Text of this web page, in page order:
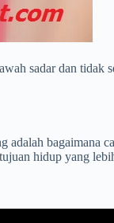
sadar dan tidak
bagaimana
hidup yang